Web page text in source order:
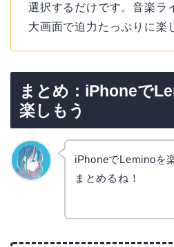
選択するだけです。音楽ラ
大画面で迫力たっぷりに楽
まとめ：iPhoneで
楽しもう
iPhoneでLeminoを
まとめるね！